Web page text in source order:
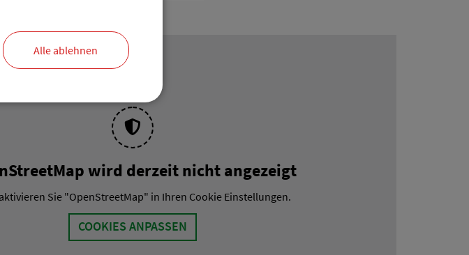
wird derzeit nicht angezeigt
Sie "OpenStreetMap" in Ihren Cookie Einstellungen.
COOKIES ANPASSEN
Alle ablehnen